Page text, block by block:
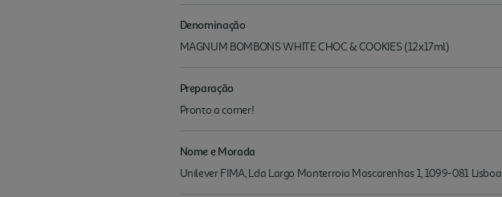
Denominação
MAGNUM BOMBONS WHITE CHOC & COOKIES (12x17ml)
Preparação
Pronto a comer!
Nome e Morada
Unilever FIMA, Lda Largo Monterroio Mascarenhas 1, 1099-081 Lisboa